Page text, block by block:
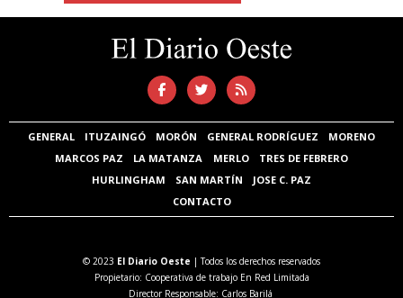
GENERAL ITUZAINGÓ MORÓN GENERAL RODRÍGUEZ
MORENO
MARCOS PAZ
LA MATANZA MERLO
TRES DE FEBRERO
HURLINGHAM
SAN MARTÍN
JOSE C. PAZ
CONTACTO
© 2023 El Diario Oeste | Todos los derechos reservados
Propietario: Cooperativa de trabajo En Red Limitada
Director Responsable: Carlos Barilá